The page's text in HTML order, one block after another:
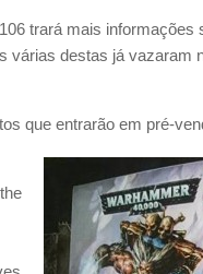
trará mais informações
várias destas já vazaram
que entrarão em pré-